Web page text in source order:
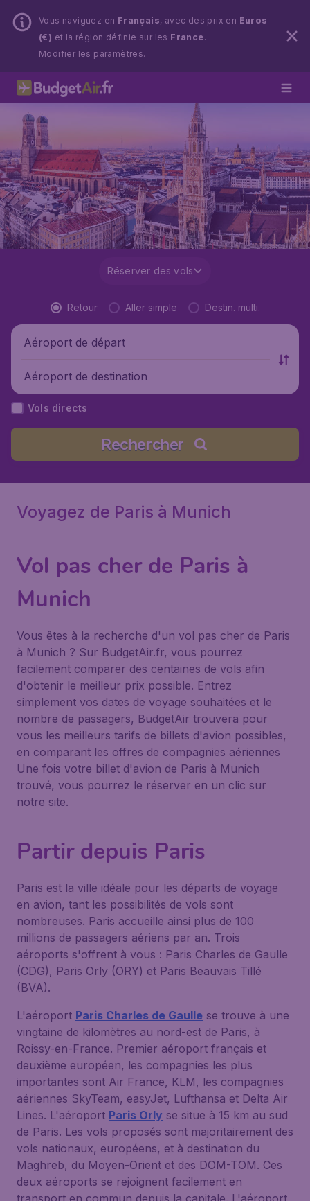
Vous naviguez en Français, avec des prix en Euros
(€) et la région définie sur les France.
Modifier les paramètres.
Réserver des vols
Retour Aller simple Destin. multi.
Aéroport de départ
Aéroport de destination
Vols directs
Rechercher
Voyagez de Paris à Munich
Vol pas cher de Paris à
Munich
Vous êtes à la recherche d'un vol pas cher de Paris
à Munich ? Sur BudgetAir.fr, vous pourrez
facilement comparer des centaines de vols afin
d'obtenir le meilleur prix possible. Entrez
simplement vos dates de voyage souhaitées et le
nombre de passagers, BudgetAir trouvera pour
vous les meilleurs tarifs de billets d'avion possibles,
en comparant les offres de compagnies aériennes
Une fois votre billet d'avion de Paris à Munich
trouvé, vous pourrez le réserver en un clic sur
notre site.
Partir depuis Paris
Paris est la ville idéale pour les départs de voyage
en avion, tant les possibilités de vols sont
nombreuses. Paris accueille ainsi plus de 100
millions de passagers aériens par an. Trois
aéroports s'offrent à vous : Paris Charles de Gaulle
(CDG), Paris Orly (ORY) et Paris Beauvais Tillé
(BVA).
L'aéroport Paris Charles de Gaulle se trouve à une
vingtaine de kilomètres au nord-est de Paris, à
Roissy-en-France. Premier aéroport français et
deuxième européen, les compagnies les plus
importantes sont Air France, KLM, les compagnies
aériennes SkyTeam, easyJet, Lufthansa et Delta Air
Lines. L'aéroport Paris Orly se situe à 15 km au sud
de Paris. Les vols proposés sont majoritairement des
vols nationaux, européens, et à destination du
Maghreb, du Moyen-Orient et des DOM-TOM. Ces
deux aéroports se rejoignent facilement en
transport en commun depuis la capitale. L'aéroport